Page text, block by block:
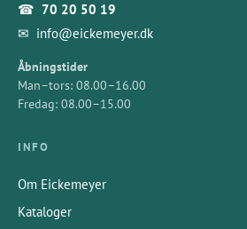
☎ 70 20 50 19
✉ info@eickemeyer.dk
Åbningstider
Man–tors: 08.00–16.00
Fredag: 08.00–15.00
INFO
Om Eickemeyer
Kataloger